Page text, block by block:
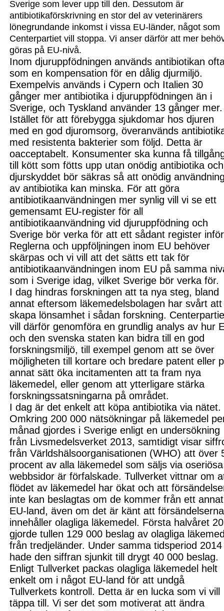
Sverige som lever upp till den. Dessutom är
antibiotikaförskrivning en stor del av veterinärers
lönegrundande inkomst i vissa EU-länder, något som
Centerpartiet vill stoppa. Vi anser därför att mer
göras på EU-nivå.
Inom djuruppfödningen används antibiotikan
som en kompensation för en dålig djurmiljö.
Exempelvis används i Cypern och Italien 30
gånger mer antibiotika i djuruppfödningen än i
Sverige, och Tyskland använder 13 gånger mer.
Istället för att förebygga sjukdomar hos djuren
med en god djuromsorg, överanvänds
med resistenta bakterier som följd. Detta är
oacceptabelt. Konsumenter ska kunna få
till kött som fötts upp utan onödig antibiotika och
djurskyddet bör säkras så att onödig
av antibiotika kan minska. För att göra
antibiotikaanvändningen mer synlig vill vi se ett
gemensamt EU-register för all
antibiotikaanvändning vid djuruppfödning och
Sverige bör verka för att ett sådant register
Reglerna och uppföljningen inom EU behöver
skärpas och vi vill att det sätts ett tak för
antibiotikaanvändningen inom EU på samma
som i Sverige idag, vilket Sverige bör verka för.
I dag hindras forskningen att ta nya steg, bland
annat eftersom läkemedelsbolagen har svårt att
skapa lönsamhet i sådan forskning.
vill därför genomföra en grundlig analys av hur
och den svenska staten kan bidra till en god
forskningsmiljö, till exempel genom att se över
möjligheten till
kortare och bredare patent eller
annat sätt öka incitamenten att ta fram nya
läkemedel, eller genom att ytterligare stärka
forskningssatsningarna på området.
I dag är det enkelt att köpa antibiotika via nätet.
Omkring 200 000 nätsökningar på läkemedel
månad gjordes i Sverige enligt en undersökning
från Livsmedelsverket 2013, samtidigt visar
från Världshälsoorganisationen (WHO) att över
procent av alla läkemedel som säljs via oseriösa
webbsidor är förfalskade. Tullverket vittnar om
flödet av läkemedel har ökat och att
inte kan beslagtasom de kommer från ett annat
EU-land, även om det är känt att försändelserna
innehåller olagliga läkemedel. Första halvåret
gjorde tullen 129 000 beslag av olagliga
från tredjeländer. Under samma tidsperiod 2014
hade den siffran sjunkit till drygt 40 000 beslag.
EnligtTullverket packasolagliga läkemedel helt
enkeltom i något EU-land för att undgå
Tullverkets kontroll. Detta är en lucka somvivill
täppa till. Vi ser det som motiverat att ändra